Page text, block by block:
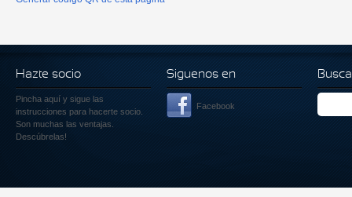
Hazte socio
Pincha aquí y sigue las
instrucciones para hacerte socio.
Son muchas las ventajas.
Descúbrelas!
Siguenos en
Facebook